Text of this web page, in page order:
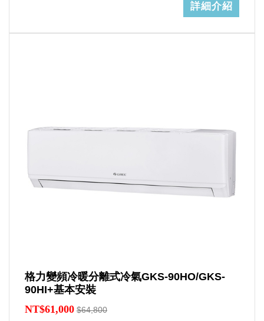
詳細介紹
格力變頻冷暖分離式冷氣GKS-90HO/GKS-
90HI+基本安裝
NT$61,000 $64,800